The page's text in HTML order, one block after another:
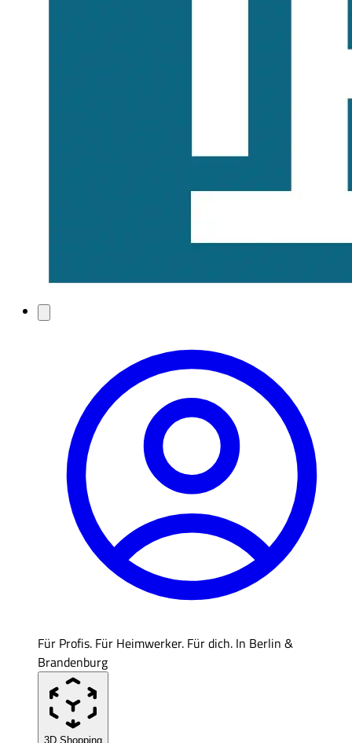
Für Profis. Für Heimwerker. Für dich. In Berlin &
Brandenburg
3D Shopping